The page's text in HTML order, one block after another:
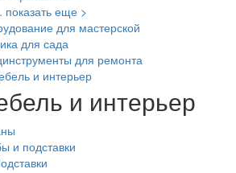
показать еще >
для мастерской
для сада
для ремонта
и интерьер
и интерьер
и подставки